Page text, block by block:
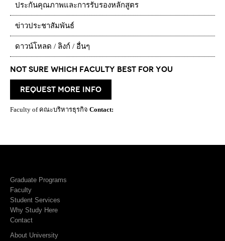
ประกันคุณภาพและการรับรองหลักสูตร
ข่าวประชาสัมพันธ์
ดาวน์โหลด / ลิงก์ / อื่นๆ
Not Sure which Faculty best for you
request more info
Faculty of คณะบริหารธุรกิจ Contact:
Graduate Programs
Faculty
Student Services
Why Study Here
Contact
About University